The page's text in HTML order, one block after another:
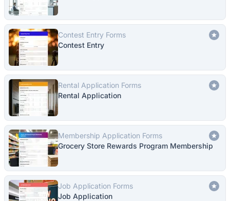
Contest Entry Forms
Contest Entry
Rental Application Forms
Rental Application
Membership Application Forms
Grocery Store Rewards Program Membership
Job Application Forms
Job Application